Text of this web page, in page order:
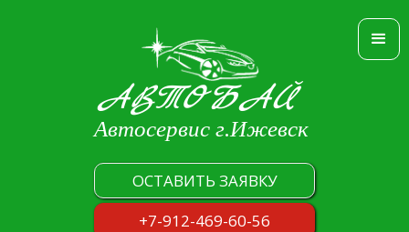
АВТОБАЙ
Автосервис г.Ижевск
ОСТАВИТЬ ЗАЯВКУ
+7-912-469-60-56